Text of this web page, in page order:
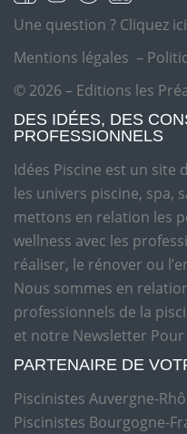
Une question ? Cliquez
Mentions légales –
© 2026 – Editions les
DES IDÉES, DES
PROFESSIONNELS
Idées Piscine est un site
les univers piscine, spa,
mettons en relation les
wellness avec les
réaliser, le rénover ou
Nous sommes en
professionnels de la
et notre Newsletter Pour
PARTENAIRE DE
Piscinistes Auvergne-
Piscinistes Bourgogne-